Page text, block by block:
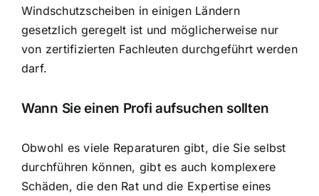
Windschutzscheiben in einigen Ländern
gesetzlich geregelt ist und möglicherweise nur
von zertifizierten Fachleuten durchgeführt werden
darf.
Wann Sie einen Profi aufsuchen sollten
Obwohl es viele Reparaturen gibt, die Sie selbst
durchführen können, gibt es auch komplexere
Schäden, die den Rat und die Expertise eines